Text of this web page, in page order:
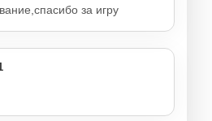
за игру